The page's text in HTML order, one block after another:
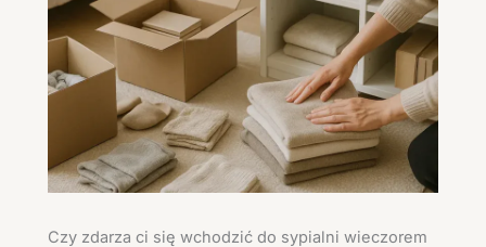
Czy zdarza ci się wchodzić do sypialni wieczorem